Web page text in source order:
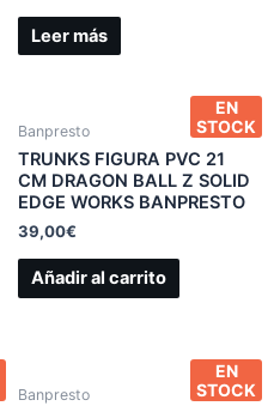
Leer más
EN
STOCK
Banpresto
TRUNKS FIGURA PVC 21
CM DRAGON BALL Z SOLID
EDGE WORKS BANPRESTO
39,00€
Añadir al carrito
EN
STOCK
Banpresto